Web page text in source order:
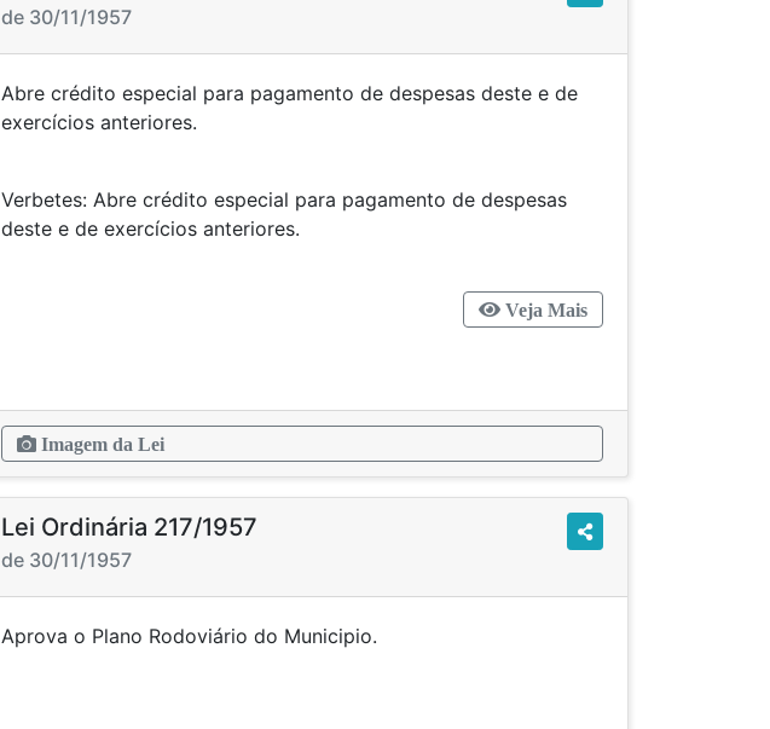
de 30/11/1957
Abre crédito especial para pagamento de despesas deste e de
exercícios anteriores.
Verbetes: Abre crédito especial para pagamento de despesas
deste e de exercícios anteriores.
Veja Mais
Imagem da Lei
Lei Ordinária 217/1957
de 30/11/1957
Aprova o Plano Rodoviário do Municipio.